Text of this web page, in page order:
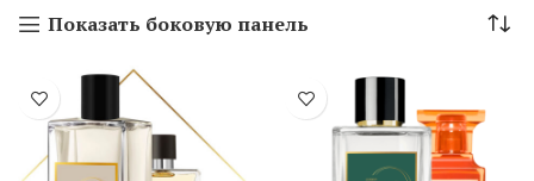
Показать боковую панель